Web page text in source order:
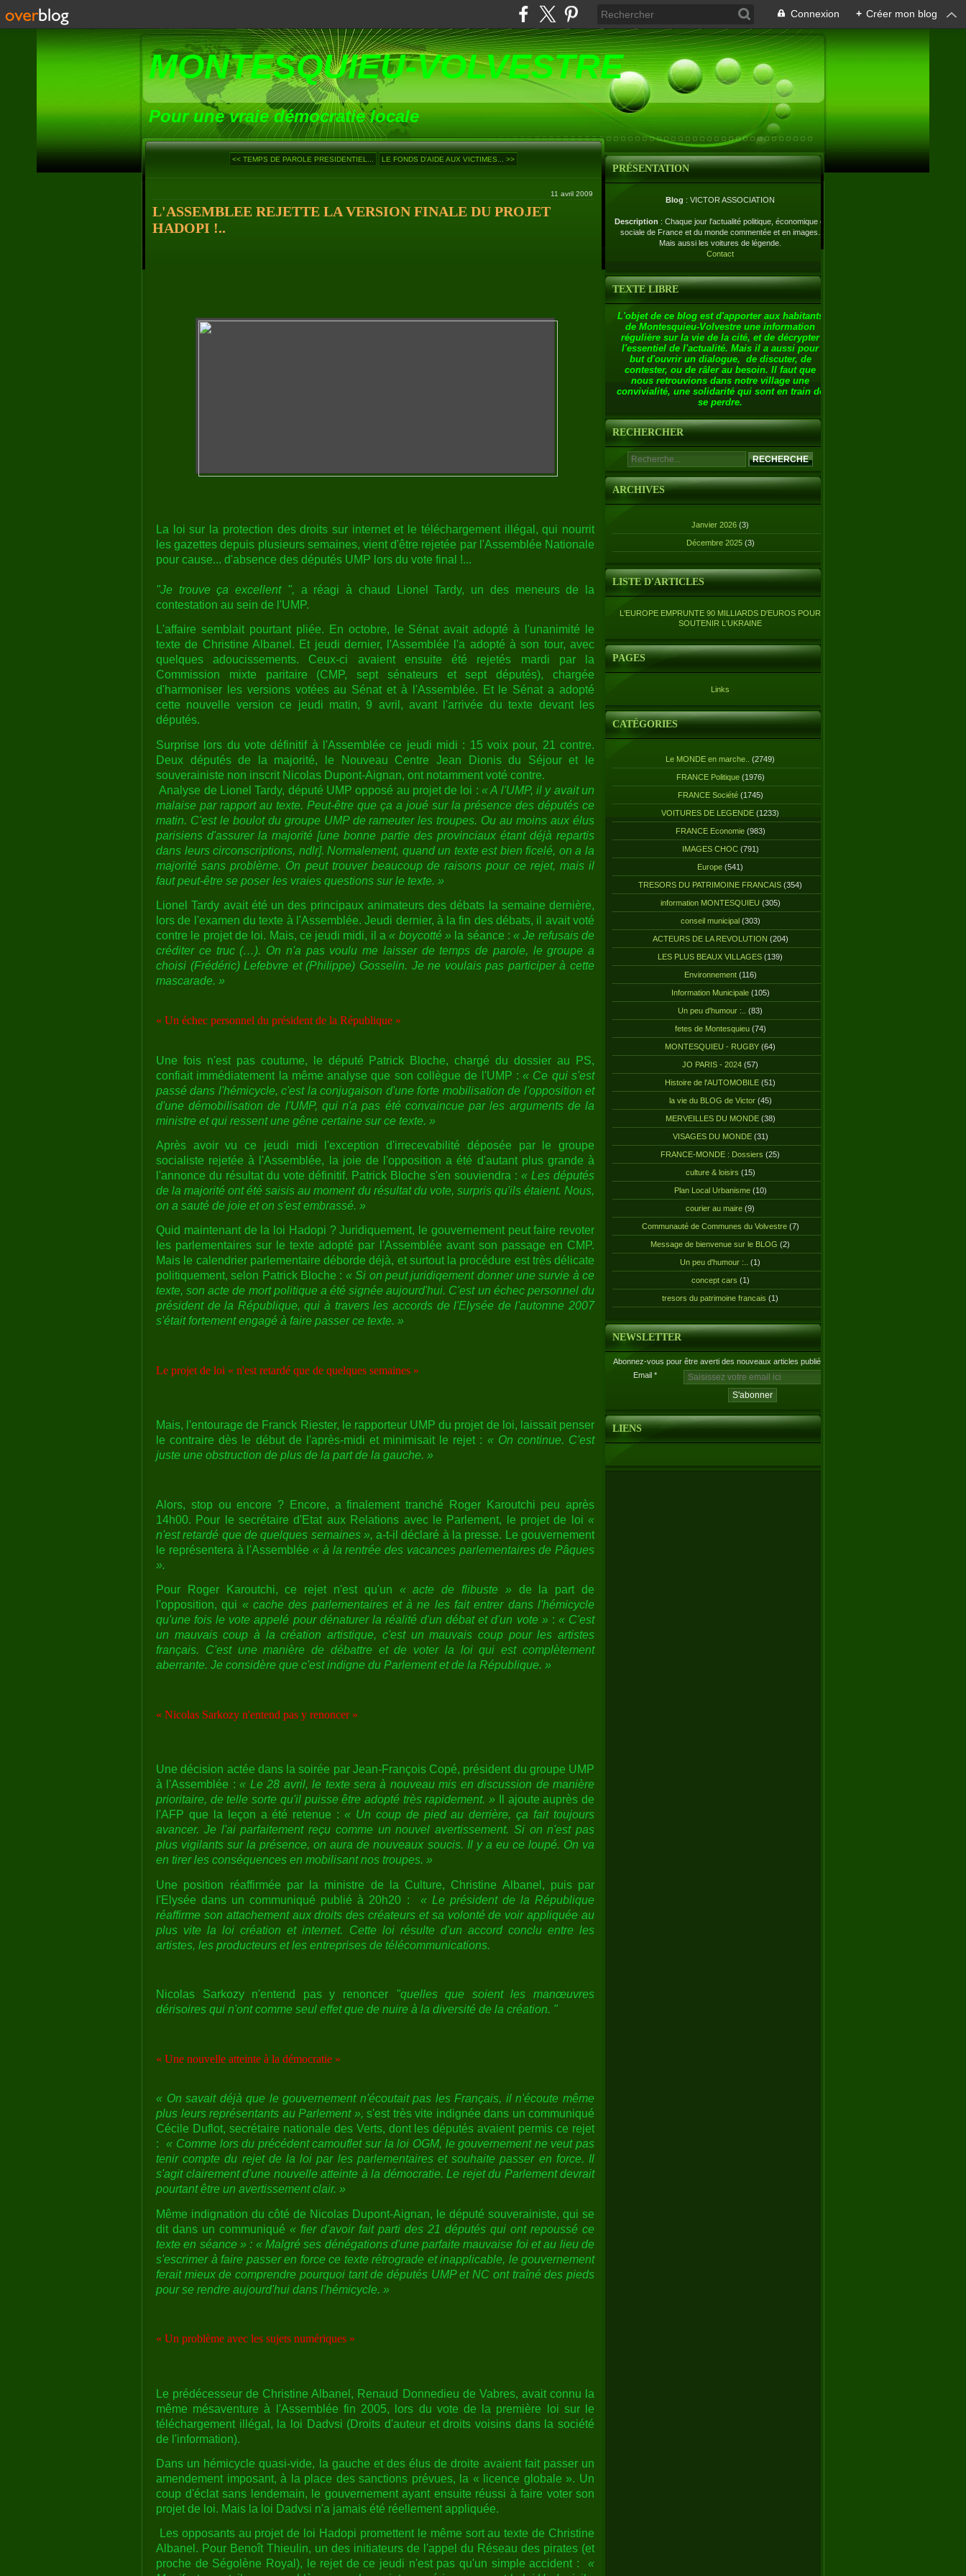
Connexion + Créer mon blog
MONTESQUIEU-VOLVESTRE
Pour une vraie démocratie locale
<< TEMPS DE PAROLE PRESIDENTIEL... LE FONDS D'AIDE AUX VICTIMES... >>
11 avril 2009
L'ASSEMBLEE REJETTE LA VERSION FINALE DU PROJET
HADOPI !..
La loi sur la protection des droits sur internet et le téléchargement illégal, qui nourrit
les gazettes depuis plusieurs semaines, vient d'être rejetée par l'Assemblée Nationale
pour cause... d'absence des députés UMP lors du vote final !...
"Je trouve ça excellent ", a réagi à chaud Lionel Tardy, un des meneurs de la
contestation au sein de l'UMP.
L'affaire semblait pourtant pliée. En octobre, le Sénat avait adopté à l'unanimité le
texte de Christine Albanel. Et jeudi dernier, l'Assemblée l'a adopté à son tour, avec
quelques adoucissements. Ceux-ci avaient ensuite été rejetés mardi par la
Commission mixte paritaire (CMP, sept sénateurs et sept députés), chargée
d'harmoniser les versions votées au Sénat et à l'Assemblée. Et le Sénat a adopté
cette nouvelle version ce jeudi matin, 9 avril, avant l'arrivée du texte devant les
députés.
Surprise lors du vote définitif à l'Assemblée ce jeudi midi : 15 voix pour, 21 contre.
Deux députés de la majorité, le Nouveau Centre Jean Dionis du Séjour et le
souverainiste non inscrit Nicolas Dupont-Aignan, ont notamment voté contre.
Analyse de Lionel Tardy, député UMP opposé au projet de loi : « A l'UMP, il y avait un
malaise par rapport au texte. Peut-être que ça a joué sur la présence des députés ce
matin. C'est le boulot du groupe UMP de rameuter les troupes. Ou au moins aux élus
parisiens d'assurer la majorité [une bonne partie des provinciaux étant déjà repartis
dans leurs circonscriptions, ndlr]. Normalement, quand un texte est bien ficelé, on a la
majorité sans problème. On peut trouver beaucoup de raisons pour ce rejet, mais il
faut peut-être se poser les vraies questions sur le texte. »
Lionel Tardy avait été un des principaux animateurs des débats la semaine dernière,
lors de l'examen du texte à l'Assemblée. Jeudi dernier, à la fin des débats, il avait voté
contre le projet de loi. Mais, ce jeudi midi, il a« boycotté »la séance : « Je refusais de
créditer ce truc (…). On n'a pas voulu me laisser de temps de parole, le groupe a
choisi (Frédéric) Lefebvre et (Philippe) Gosselin. Je ne voulais pas participer à cette
mascarade. »
« Un échec personnel du président de la République »
Une fois n'est pas coutume, le député Patrick Bloche, chargé du dossier au PS,
confiait immédiatement la même analyse que son collègue de l'UMP : « Ce qui s'est
passé dans l'hémicycle, c'est la conjugaison d'une forte mobilisation de l'opposition et
d'une démobilisation de l'UMP, qui n'a pas été convaincue par les arguments de la
ministre et qui ressent une gêne certaine sur ce texte. »
Après avoir vu ce jeudi midi l'exception d'irrecevabilité déposée par le groupe
socialiste rejetée à l'Assemblée, la joie de l'opposition a été d'autant plus grande à
l'annonce du résultat du vote définitif. Patrick Bloche s'en souviendra : « Les députés
de la majorité ont été saisis au moment du résultat du vote, surpris qu'ils étaient. Nous,
on a sauté de joie et on s'est embrassé. »
Quid maintenant de la loi Hadopi ? Juridiquement, le gouvernement peut faire revoter
les parlementaires sur le texte adopté par l'Assemblée avant son passage en CMP.
Mais le calendrier parlementaire déborde déjà, et surtout la procédure est très délicate
politiquement, selon Patrick Bloche : « Si on peut juridiqement donner une survie à ce
texte, son acte de mort politique a été signée aujourd'hui. C'est un échec personnel du
président de la République, qui à travers les accords de l'Elysée de l'automne 2007
s'était fortement engagé à faire passer ce texte. »
Le projet de loi « n'est retardé que de quelques semaines »
Mais, l'entourage de Franck Riester, le rapporteur UMP du projet de loi, laissait penser
le contraire dès le début de l'après-midi et minimisait le rejet : « On continue. C'est
juste une obstruction de plus de la part de la gauche. »
Alors, stop ou encore ? Encore, a finalement tranché Roger Karoutchi peu après
14h00. Pour le secrétaire d'Etat aux Relations avec le Parlement, le projet de loi «
n'est retardé que de quelques semaines », a-t-il déclaré à la presse. Le gouvernement
le représentera à l'Assemblée « à la rentrée des vacances parlementaires de Pâques
».
Pour Roger Karoutchi, ce rejet n'est qu'un « acte de flibuste »de la part de
l'opposition, qui « cache des parlementaires et à ne les fait entrer dans l'hémicycle
qu'une fois le vote appelé pour dénaturer la réalité d'un débat et d'un vote »: « C'est
un mauvais coup à la création artistique, c'est un mauvais coup pour les artistes
français. C'est une manière de débattre et de voter la loi qui est complètement
aberrante. Je considère que c'est indigne du Parlement et de la République. »
« Nicolas Sarkozy n'entend pas y renoncer »
Une décision actée dans la soirée par Jean-François Copé, président du groupe UMP
à l'Assemblée :« Le 28 avril, le texte sera à nouveau mis en discussion de manière
prioritaire, de telle sorte qu'il puisse être adopté très rapidement. » Il ajoute auprès de
l'AFP que la leçon a été retenue : « Un coup de pied au derrière, ça fait toujours
avancer. Je l'ai parfaitement reçu comme un nouvel avertissement. Si on n'est pas
plus vigilants sur la présence, on aura de nouveaux soucis. Il y a eu ce loupé. On va
en tirer les conséquences en mobilisant nos troupes. »
Une position réaffirmée par la ministre de la Culture, Christine Albanel, puis par
l'Elysée dans un communiqué publié à 20h20 :
« Le président de la République
réaffirme son attachement aux droits des créateurs et sa volonté de voir appliquée au
plus vite la loi création et internet. Cette loi résulte d'un accord conclu entre les
artistes, les producteurs et les entreprises de télécommunications.
Nicolas Sarkozy n'entend pas y renoncer "quelles que soient les manœuvres
dérisoires qui n'ont comme seul effet que de nuire à la diversité de la création. "
« Une nouvelle atteinte à la démocratie »
« On savait déjà que le gouvernement n'écoutait pas les Français, il n'écoute même
plus leurs représentants au Parlement », s'est très vite indignée dans un communiqué
Cécile Duflot, secrétaire nationale des Verts, dont les députés avaient permis ce rejet
:
« Comme lors du précédent camouflet sur la loi OGM, le gouvernement ne veut pas
tenir compte du rejet de la loi par les parlementaires et souhaite passer en force. Il
s'agit clairement d'une nouvelle atteinte à la démocratie. Le rejet du Parlement devrait
pourtant être un avertissement clair. »
Même indignation du côté de Nicolas Dupont-Aignan, le député souverainiste, qui se
dit dans un communiqué « fier d'avoir fait parti des 21 députés qui ont repoussé ce
texte en séance » : « Malgré ses dénégations d'une parfaite mauvaise foi et au lieu de
s'escrimer à faire passer en force ce texte rétrograde et inapplicable, le gouvernement
ferait mieux de comprendre pourquoi tant de députés UMP et NC ont traîné des pieds
pour se rendre aujourd'hui dans l'hémicycle. »
« Un problème avec les sujets numériques »
Le prédécesseur de Christine Albanel, Renaud Donnedieu de Vabres, avait connu la
même mésaventure à l'Assemblée fin 2005, lors du vote de la première loi sur le
téléchargement illégal, la loi Dadvsi (Droits d'auteur et droits voisins dans la société
de l'information).
Dans un hémicycle quasi-vide, la gauche et des élus de droite avaient fait passer un
amendement imposant, à la place des sanctions prévues, la « licence globale ». Un
coup d'éclat sans lendemain, le gouvernement ayant ensuite réussi à faire voter son
projet de loi. Mais la loi Dadvsi n'a jamais été réellement appliquée.
Les opposants au projet de loi Hadopi promettent le même sort au texte de Christine
Albanel. Pour Benoît Thieulin, un des initiateurs de l'appel du Réseau des pirates (et
proche de Ségolène Royal), le rejet de ce jeudi n'est pas qu'un simple accident :
«
PRÉSENTATION
Blog : VICTOR ASSOCIATION
Description : Chaque jour l'actualité politique, économique et
sociale de France et du monde commentée et en images.
Mais aussi les voitures de légende.
Contact
TEXTE LIBRE
L'objet de ce blog est d'apporter aux habitants
de Montesquieu-Volvestre une information
régulière sur la vie de la cité, et de décrypter
l'essentiel de l'actualité. Mais il a aussi pour
but d'ouvrir un dialogue, de discuter, de
contester, ou de râler au besoin. Il faut que
nous retrouvions dans notre village une
convivialité, une solidarité qui sont en train de
se perdre.
RECHERCHER
ARCHIVES
Janvier 2026 (3)
Décembre 2025 (3)
LISTE D'ARTICLES
L'EUROPE EMPRUNTE 90 MILLIARDS D'EUROS POUR
SOUTENIR L'UKRAINE
PAGES
Links
CATÉGORIES
Le MONDE en marche.. (2749)
FRANCE Politique(1976)
FRANCE Société(1745)
VOITURES DE LEGENDE (1233)
FRANCE Economie(983)
IMAGES CHOC(791)
Europe (541)
TRESORS DU PATRIMOINE FRANCAIS (354)
information MONTESQUIEU (305)
conseil municipal(303)
ACTEURS DE LA REVOLUTION (204)
LES PLUS BEAUX VILLAGES (139)
Environnement(116)
Information Municipale(105)
Un peu d'humour :.. (83)
fetes de Montesquieu(74)
MONTESQUIEU - RUGBY (64)
JO PARIS - 2024 (57)
Histoire de l'AUTOMOBILE (51)
la vie du BLOG de Victor(45)
MERVEILLES DU MONDE(38)
VISAGES DU MONDE(31)
FRANCE-MONDE : Dossiers (25)
culture & loisirs (15)
Plan Local Urbanisme(10)
courier au maire (9)
Communauté de Communes du Volvestre(7)
Message de bienvenue sur le BLOG (2)
Un peu d'humour :.. (1)
concept cars (1)
tresors du patrimoine francais (1)
NEWSLETTER
Abonnez-vous pour être averti des nouveaux articles publiés.
Email
LIENS